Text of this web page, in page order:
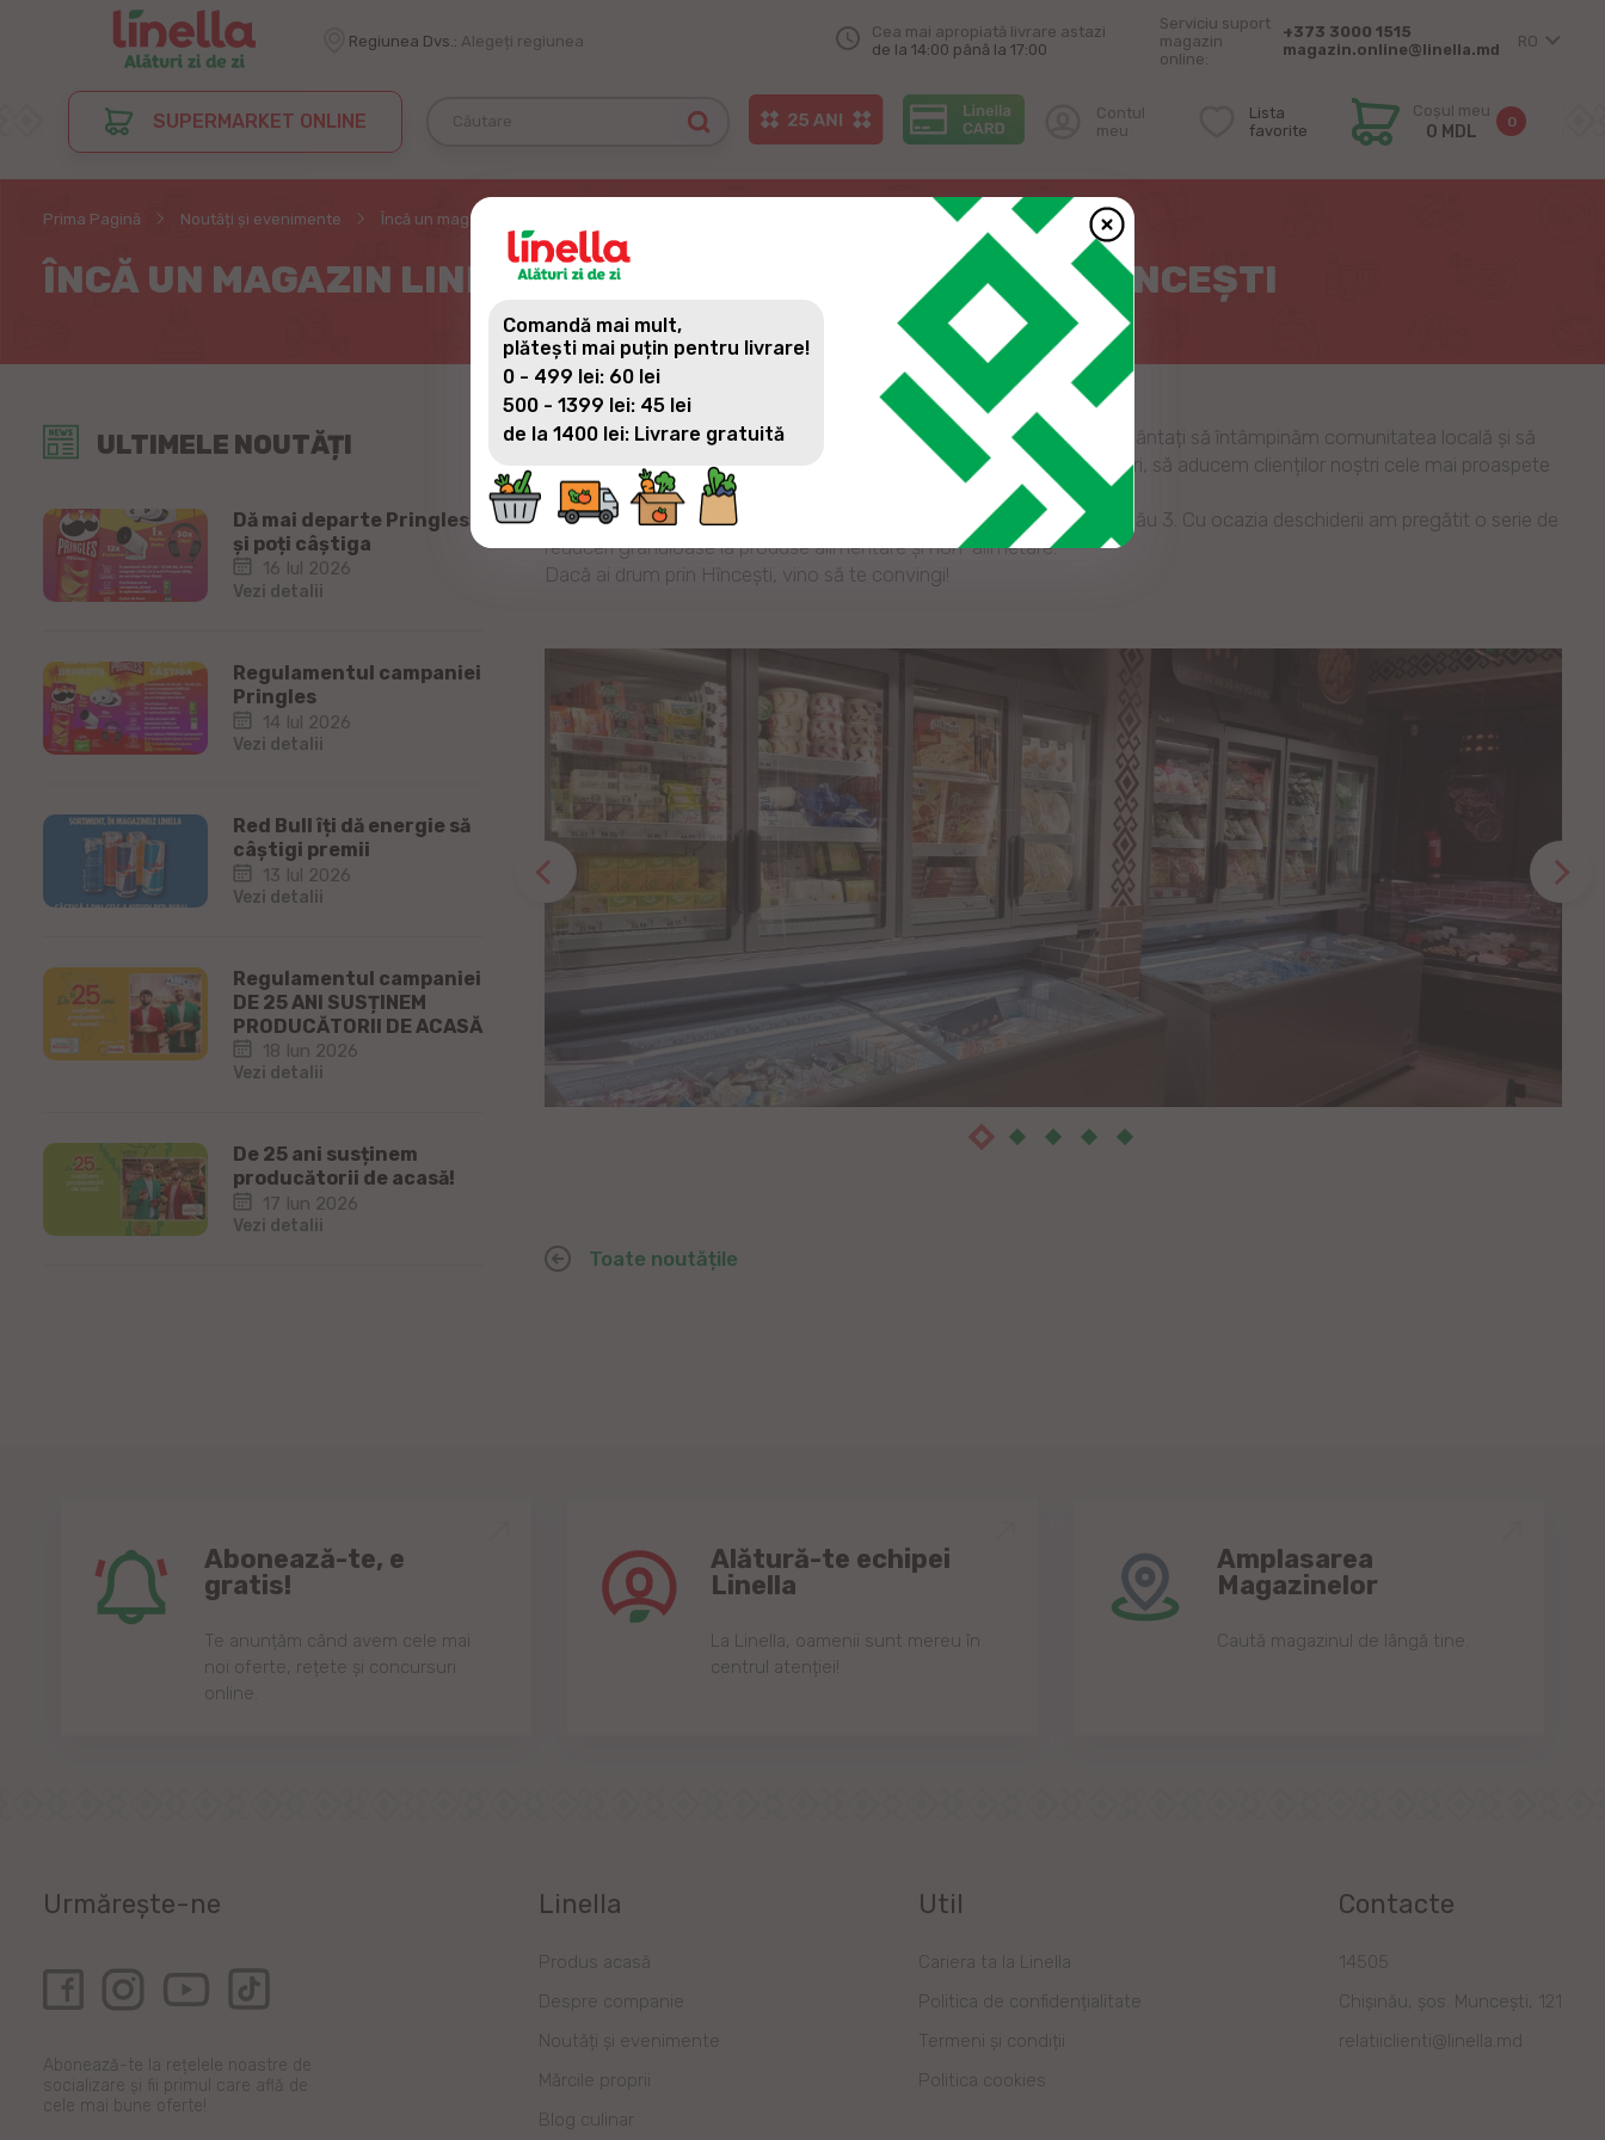
Regiunea Dvs.: Alegeți regiunea
Cea mai apropiată livrare astazi
de la 14:00 până la 17:00
Serviciu suport
magazin
online:
+373 3000 1515
magazin.online@linella.md
RO
SUPERMARKET ONLINE
Contul
meu
Lista
favorite
Coșul meu
0 MDL 0
Prima Pagină Noutăți și evenimente Încă un magazin Linella și-a deschis ușile în or. Hîncești
ÎNCĂ UN MAGAZIN LINELLA ȘI-A DESCHIS UȘILE ÎN OR. HÎNCEȘTI
ULTIMELE NOUTĂȚI
Dă mai departe Pringles
și poți câștiga
16 Iul 2026
Vezi detalii
Regulamentul campaniei
Pringles
14 Iul 2026
Vezi detalii
Red Bull îți dă energie să
câștigi premii
13 Iul 2026
Vezi detalii
Regulamentul campaniei
DE 25 ANI SUSȚINEM
PRODUCĂTORII DE ACASĂ
18 Iun 2026
Vezi detalii
De 25 ani susținem
producătorii de acasă!
17 Iun 2026
Vezi detalii
Încă un magazin Linella și-a deschis ușile în or. Hâncești. Suntem încântați să întâmpinăm comunitatea locală și să
oferim o experiență unică, diversificată și memorabilă de cumpărături, să aducem clienților noștri cele mai proaspete
produse și cele mai bune servicii.
Te invităm să treceți pragul noului magazin din or. Hîncești, str. Chișinău 3. Cu ocazia deschiderii am pregătit o serie de
reduceri grandioase la produse alimentare și non-alimetare.
Dacă ai drum prin Hîncești, vino să te convingi!
Toate noutățile
Abonează-te, e
gratis!
Te anunțăm când avem cele mai
noi oferte, rețete și concursuri
online.
Alătură-te echipei
Linella
Lа Linellа, oаmenii sunt mereu în
centrul аtenției!
Amplasarea
Magazinelor
Caută magazinul de lângă tine.
Urmărește-ne
Abonează-te la rețelele noastre de
socializare și fii primul care află de
cele mai bune oferte!
Linella
Produs acasă
Despre companie
Noutăți și evenimente
Mărcile proprii
Blog culinar
Util
Cariera ta la Linella
Politica de confidențialitate
Termeni și condiții
Politica cookies
Contacte
14505
Chișinău, șos. Muncești, 121
relatiiclienti@linella.md
Comandă mai mult,
plătești mai puțin pentru livrare!
0 - 499 lei: 60 lei
500 - 1399 lei: 45 lei
de la 1400 lei: Livrare gratuită